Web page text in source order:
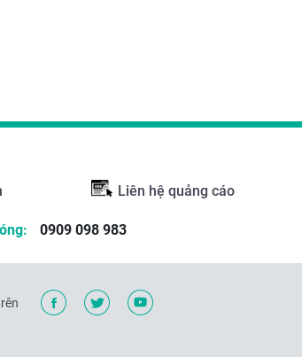
Liên hệ quảng cáo
0909 098 983